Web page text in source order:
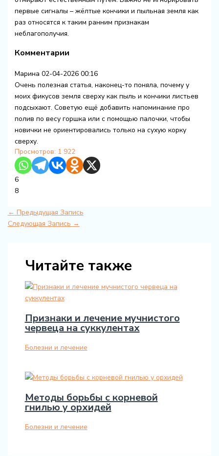
первые сигналы – жёлтые кончики и пыльная земля как
раз относятся к таким ранним признакам
неблагополучия.
Комментарии
Марина 02-04-2026 00:16
Очень полезная статья, наконец-то поняла, почему у
моих фикусов земля сверху как пыль и кончики листьев
подсыхают. Советую ещё добавить напоминание про
полив по весу горшка или с помощью палочки, чтобы
новички не ориентировались только на сухую корку
сверху.
Просмотров: 1 922
6
8
← Предыдущая Запись
Следующая Запись →
Читайте также
Признаки и лечение мучнистого
червеца на суккулентах
Болезни и лечение
Методы борьбы с корневой
гнилью у орхидей
Болезни и лечение